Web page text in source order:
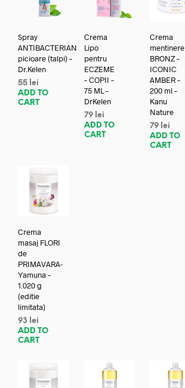
Spray
ANTIBACTERIAN
picioare (talpi) –
Dr.Kelen
55 lei
ADD TO
CART
Crema
Lipo
pentru
ECZEME
– COPII –
75 ML –
DrKelen
79 lei
ADD TO
CART
Crema
mentinere
BRONZ –
ICONIC
AMBER –
200 ml –
Kanu
Nature
79 lei
ADD TO
CART
Crema
masaj FLORI
de
PRIMAVARA-
Yamuna –
1.020 g
(editie
limitata)
93
lei
ADD TO
CART